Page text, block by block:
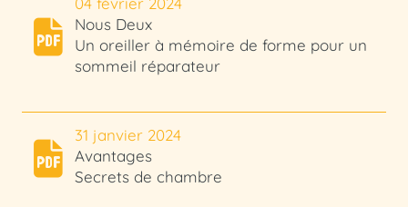
Nous Deux
Un oreiller à mémoire de forme pour un
sommeil réparateur
31 janvier 2024
Avantages
Secrets de chambre